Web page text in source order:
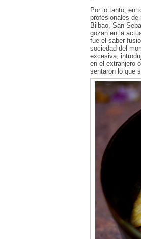
Por lo tanto, en
profesionales
Bilbao, San
gozan en la
fue el saber
sociedad del
excesiva,
en el extranjero
sentaron lo que